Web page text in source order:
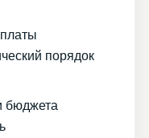
порядок
бюджета